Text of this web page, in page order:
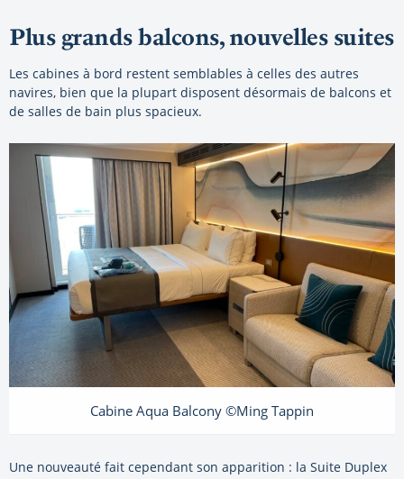
Plus grands balcons, nouvelles suites
Les cabines à bord restent semblables à celles des autres
navires, bien que la plupart disposent désormais de balcons et
de salles de bain plus spacieux.
Cabine Aqua Balcony ©Ming Tappin
Une nouveauté fait cependant son apparition : la Suite Duplex